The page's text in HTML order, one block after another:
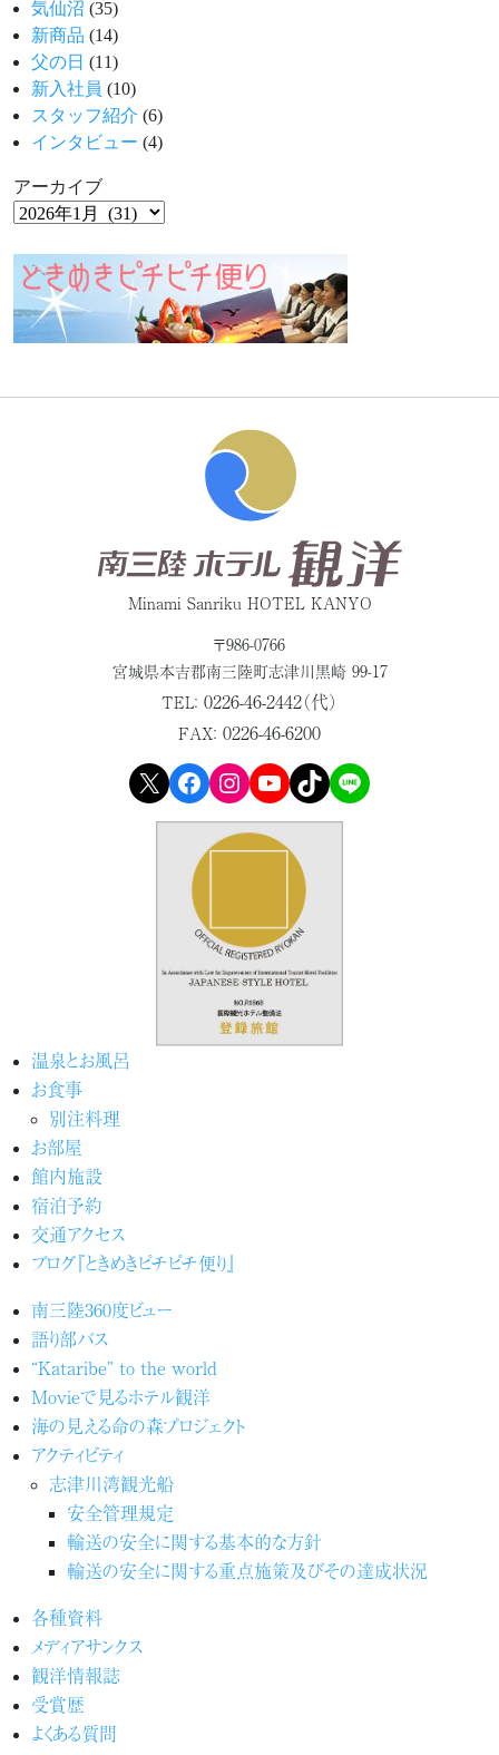
気仙沼 (35)
新商品 (14)
父の日 (11)
新入社員 (10)
スタッフ紹介 (6)
インタビュー (4)
アーカイブ
Minami Sanriku HOTEL KANYO
〒986-0766
宮城県本吉郡南三陸町志津川黒崎 99-17
TEL： 0226-46-2442（代）
FAX： 0226-46-6200
X Facebook Instagram YouTube TikTok LINE
温泉とお風呂
お食事
別注料理
お部屋
館内施設
宿泊予約
交通アクセス
ブログ『ときめきピチピチ便り』
南三陸360度ビュー
語り部バス
“Kataribe” to the world
Movieで見るホテル観洋
海の見える命の森プロジェクト
アクティビティ
志津川湾観光船
安全管理規定
輸送の安全に関する基本的な方針
輸送の安全に関する重点施策及びその達成状況
各種資料
メディアサンクス
観洋情報誌
受賞歴
よくある質問